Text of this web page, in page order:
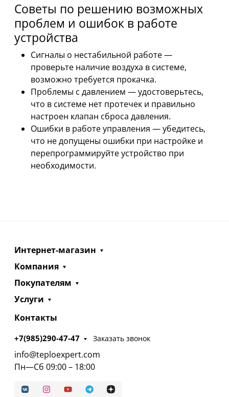
Советы по решению возможных
проблем и ошибок в работе
устройства
Сигналы о нестабильной работе —
проверьте наличие воздуха в системе,
возможно требуется прокачка.
Проблемы с давлением — удостоверьтесь,
что в системе нет протечек и правильно
настроен клапан сброса давления.
Ошибки в работе управления — убедитесь,
что не допущены ошибки при настройке и
перепрограммируйте устройство при
необходимости.
Интернет-магазин
Компания
Покупателям
Услуги
Контакты
+7(985)290-47-47 Заказать звонок
info@teploexpert.com
Пн—Сб 09:00 – 18:00